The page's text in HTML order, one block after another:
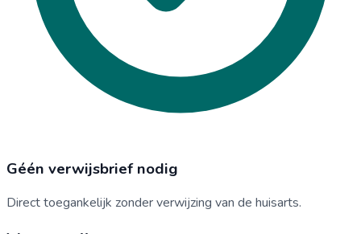
Géén verwijsbrief nodig
Direct toegankelijk zonder verwijzing van de huisarts.